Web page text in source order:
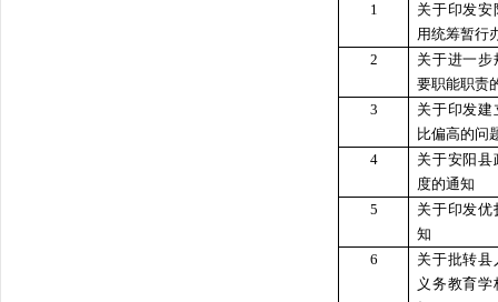
1
关于印发
用统筹暂行
2
关于进一
要职能职责
3
关于印发
比偏高的问
4
关于安阳
度的通知
5
关于印发
知
6
关于批转
义务教育